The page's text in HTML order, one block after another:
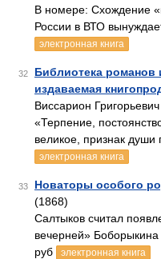
В номере: Схождение
России в ВТО
электронная книга
32
Библиотека романов
издаваемая
Виссарион
«Терпение,
великое, признак души
электронная книга
33 Новаторы особого
(1868)
Салтыков считал
вечерней»
руб
электронная книга